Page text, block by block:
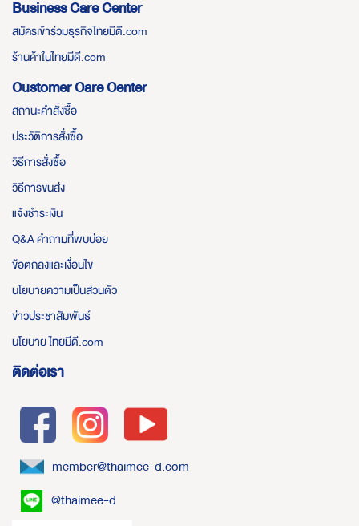
Business Care Center
สมัครเข้าร่วมธุรกิจไทยมีดี.com
ร้านค้าในไทยมีดี.com
Customer Care Center
สถานะคำสั่งซื้อ
ประวัติการสั่งซื้อ
วิธีการสั่งซื้อ
วิธีการขนส่ง
แจ้งชำระเงิน
Q&A คำถามที่พบบ่อย
ข้อตกลงและเงื่อนไข
นโยบายความเป็นส่วนตัว
ข่าวประชาสัมพันธ์
นโยบาย ไทยมีดี.com
ติดต่อเรา
member@thaimee-d.com
@thaimee-d